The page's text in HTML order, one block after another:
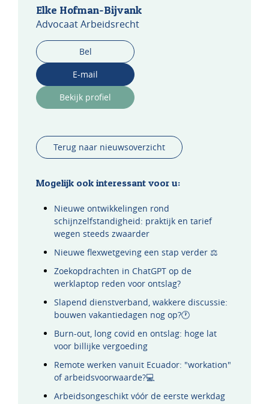
Elke Hofman-Bijvank
Advocaat Arbeidsrecht
Bel
E-mail
Bekijk profiel
Terug naar nieuwsoverzicht
Mogelijk ook interessant voor u:
Nieuwe ontwikkelingen rond
schijnzelfstandigheid: praktijk en tarief
wegen steeds zwaarder
Nieuwe flexwetgeving een stap verder ⚖️
Zoekopdrachten in ChatGPT op de
werklaptop reden voor ontslag?
Slapend dienstverband, wakkere discussie:
bouwen vakantiedagen nog op?🕐
Burn-out, long covid en ontslag: hoge lat
voor billijke vergoeding
Remote werken vanuit Ecuador: "workation"
of arbeidsvoorwaarde?💻
Arbeidsongeschikt vóór de eerste werkdag